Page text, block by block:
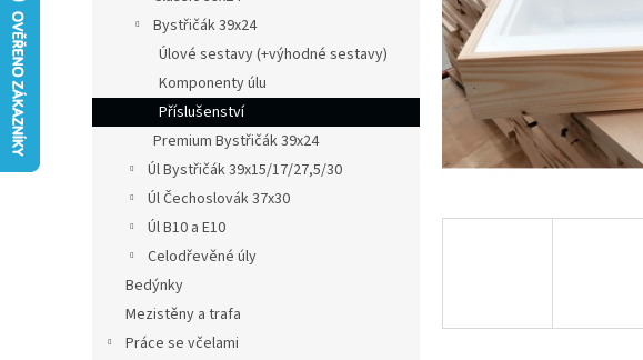
Bystřičák 39x24
Úlové sestavy (+výhodné sestavy)
Komponenty úlu
Příslušenství
Premium Bystřičák 39x24
Úl Bystřičák 39x15/17/27,5/30
Úl Čechoslovák 37x30
Úl B10 a E10
Celodřevěné úly
Bedýnky
Mezistěny a trafa
Práce se včelami